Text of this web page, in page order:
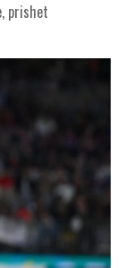
prishet